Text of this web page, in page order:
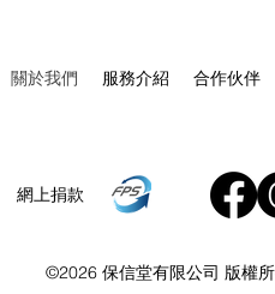
關於我們 服務介紹 合作伙伴
網上捐款
©2026 保信堂有限公司 版權所